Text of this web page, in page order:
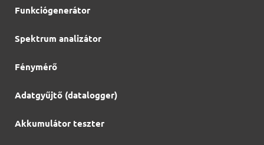
Funkciógenerátor
Spektrum analizátor
Fénymérő
Adatgyűjtő (datalogger)
Akkumulátor teszter